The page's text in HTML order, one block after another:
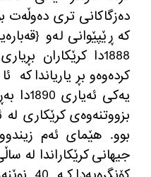
دەزگاکانی تری دەوڵەت
کە ڕێپێوانی لەو {
1888دا کرێکاران
کردەوەو بڕیاریاندا
یەکی ئەیاری
دا
بزووتنەوەی کرێکاری لە
بوو. هێمای ئەم
جیهانی کرێکاراندا لە